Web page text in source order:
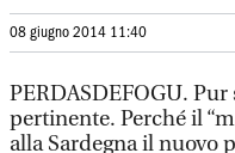
08 giugno 2014 11:40
PERDASDEFOGU.
pertinente. Perché il
alla Sardegna il nuovo